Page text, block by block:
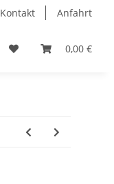
Kontakt Anfahrt
0,00 €